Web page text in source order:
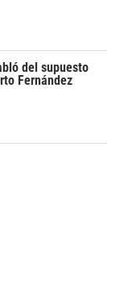
del supuesto
Fernández